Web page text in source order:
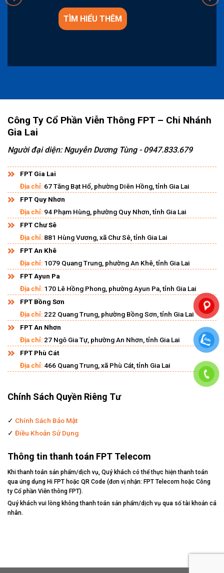
TÌM HIỂU THÊM
Công Ty Cổ Phần Viễn Thông FPT – Chi Nhánh
Gia Lai
Người đại diện: Nguyễn Dương Tùng - 0947.833.679
FPT Gia Lai
Địa chỉ: 67 Tăng Bạt Hổ, phường Diên Hồng, tỉnh Gia Lai
FPT Quy Nhơn
Địa chỉ: 94 Phạm Hùng, phường Quy Nhơn, tỉnh Gia Lai
FPT Chư Sê
Địa chỉ: 881 Hùng Vương, xã Chư Sê, tỉnh Gia Lai
FPT An Khê
Địa chỉ: 1079 Quang Trung, phường An Khê, tỉnh Gia Lai
FPT Ayun Pa
Địa chỉ: 170 Lê Hồng Phong, phường Ayun Pa, tỉnh Gia Lai
FPT Bồng Sơn
Địa chỉ: 222 Quang Trung, phường Bồng Sơn, tỉnh Gia Lai
FPT An Nhơn
Địa chỉ: 27 Ngô Gia Tự, phường An Nhơn, tỉnh Gia Lai
FPT Phù Cát
Địa chỉ: 466 Quang Trung, xã Phù Cát, tỉnh Gia Lai
Chính Sách Quyền Riêng Tư
✓ Chính Sách Bảo Mật
✓ Điều Khoản Sử Dụng
Thông tin thanh toán FPT Telecom
Khi thanh toán sản phẩm/dịch vụ, Quý khách có thể thực hiện thanh toán
qua ứng dụng Hi FPT hoặc QR Code (đơn vị nhận: FPT Telecom hoặc Công
ty Cổ phần Viễn thông FPT).
Quý khách vui lòng không thanh toán sản phẩm/dịch vụ qua số tài khoản cá
nhân.